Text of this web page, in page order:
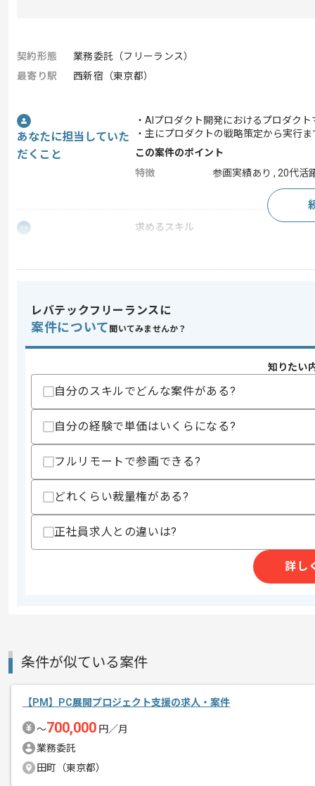
契約形態
業務委託（フリーランス）
最寄り駅
西新宿（東京都）
あなたに担当していた
だくこと
・AIプロダクト開発におけるプロダク
・主にプロダクトの戦略策定から実行
この案件のポイント
特徴
参画実績あり , 20代活
求めるスキル
・LLMやAIツールを組み込んだプロダク
歓迎スキル
・PdM経験
・0から1フェーズでのプロダクト開発経
・営業に関する作業経験
・プロダクトのグロースフェーズにおけ
精算・お支払い
精算基準時間
作業開始日
エージェントからのコ
メント
レバテックフリーランスに
案件について 聞いてみませんか？
知りたい
自分のスキルでどんな案件がある?
自分の経験で単価はいくらになる?
フルリモートで参画できる?
どれくらい裁量権がある?
正社員求人との違いは?
詳し
条件が似ている案件
【PM】PC展開プロジェクト支援の求人・案件
〜700,000 円／月
業務委託
田町（東京都）